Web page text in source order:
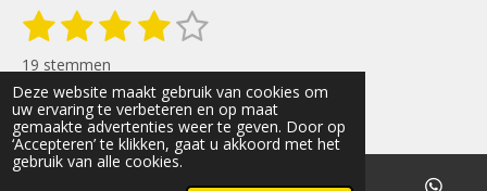
Deze website maakt gebruik van cookies om
uw ervaring te verbeteren en op maat
gemaakte advertenties weer te geven. Door op
‘Accepteren’ te klikken, gaat u akkoord met het
gebruik van alle cookies.
R
a
t
i
n
g
1
s
t
e
r
2
s
t
e
r
3
s
t
e
r
4
s
t
e
r
5
s
t
e
r
S
m
e
n
19 stemmen
© 2022 - 2026 Art&Nature
Powered byJouwWeb